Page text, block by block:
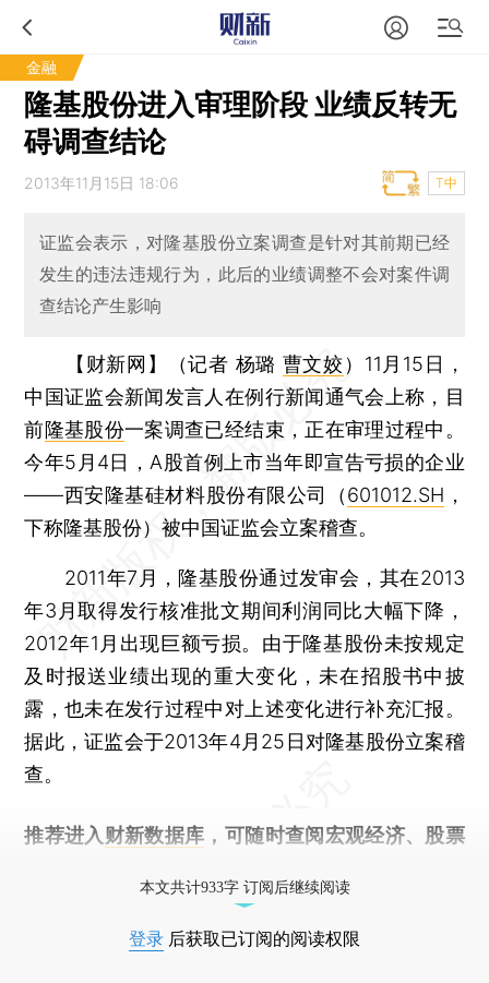
金融
隆基股份进入审理阶段 业绩反转无
碍调查结论
2013年11月15日 18:06 T中
证监会表示，对隆基股份立案调查是针对其前期已经
发生的违法违规行为，此后的业绩调整不会对案件调
查结论产生影响
【财新网】（记者 杨璐 曹文姣） 11月15日，
中国证监会新闻发言人在例行新闻通气会上称，目
前隆基股份一案调查已经结束，正在审理过程中。
今年5月4日，A股首例上市当年即宣告亏损的企业
——西安隆基硅材料股份有限公司（601012.SH ，
下称隆基股份）被中国证监会立案稽查。
2011年7月，隆基股份通过发审会，其在2013
年3月取得发行核准批文期间利润同比大幅下降，
2012年1月出现巨额亏损。由于隆基股份未按规定
及时报送业绩出现的重大变化，未在招股书中披
露，也未在发行过程中对上述变化进行补充汇报。
据此，证监会于2013年4月25日对隆基股份立案稽
查。
推荐进入 财新数据库 ，可随时查阅宏观经济、股票
本文共计933字 订阅后继续阅读
登录 后获取已订阅的阅读权限